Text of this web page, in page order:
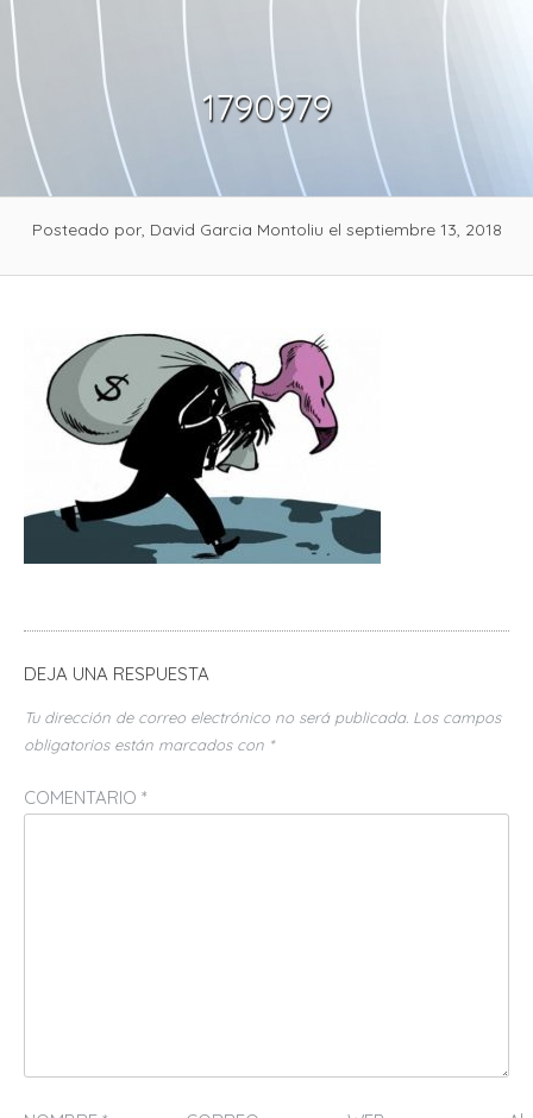
Skip
to
content
1790979
Posteado por, David Garcia Montoliu el septiembre 13, 2018
DEJA UNA RESPUESTA
Tu dirección de correo electrónico no será publicada. Los campos
obligatorios están marcados con *
COMENTARIO *